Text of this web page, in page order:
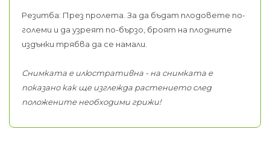
Резитба: През пролета. За да бъдат плодовете по-
големи и да узреят по-бързо, броят на плодните
издънки трябва да се намали.
Снимката е илюстративна - на снимката е
показано как ще изглежда растението след
положените необходими грижи!